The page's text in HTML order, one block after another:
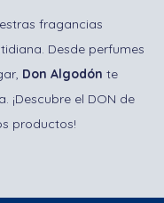
fragancias
Desde perfumes
Don Algodón te
¡Descubre el DON de
productos!